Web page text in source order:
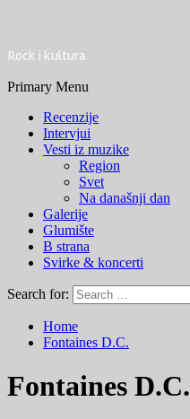
Rock i kultura
Primary Menu
Recenzije
Intervjui
Vesti iz muzike
Region
Svet
Na današnji dan
Galerije
Glumište
B strana
Svirke & koncerti
Search for:
Home
Fontaines D.C.
Fontaines D.C.